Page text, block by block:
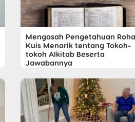
Mengasah Pengetahuan
Kuis Menarik tentang Tokoh-
tokoh Alkitab Beserta
Jawabannya